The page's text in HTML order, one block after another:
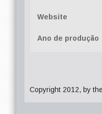
Website
Ano de produção
Copyright 2012, by